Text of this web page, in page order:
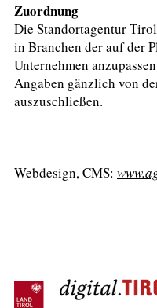
Zuordnung
Die Standortagentur
in Branchen der auf der
Unternehmen
Angaben gänzlich von
auszuschließen.
Webdesign, CMS: